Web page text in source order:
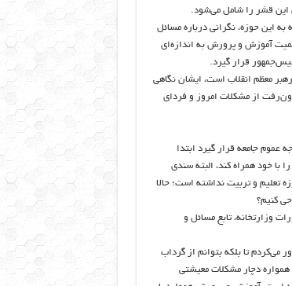
این قشر را شامل می‌شود.
توجه به این حوزه، نگرانی درباره مسائل
آموزش و پرورش به اندازه‌ای
قرار گیرد.
معظم انقلاب است، ایشان نگاهی
از مشکلات امروز و فردای
عموم جامعه قرار گیرد ابتدا
با خود همراه کند، البته سندی
تعلیم و تربیت نداشته است؛ حالا
وزارتخانه، تابع مسائل و
می‌کردم تا بلکه بتوانم از گرداب
دچار مشکلات معیشتی